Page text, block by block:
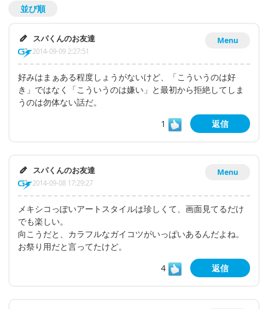
並び順
Menu
スパくんのお友達
2014-09-09 2:27:51
好みはまぁある程度しょうがないけど、「こういうのは好
き」ではなく「こういうのは嫌い」と最初から拒絶してしま
うのは勿体ない話だ。
1
返信
Menu
スパくんのお友達
2014-09-08 17:29:27
メキシコっぽいアートスタイルは珍しくて、画面見てるだけ
でも楽しい。
向こうだと、カラフルなガイコツがいっぱいあるんだよね。
お祭り用だと言ってたけど。
4
返信